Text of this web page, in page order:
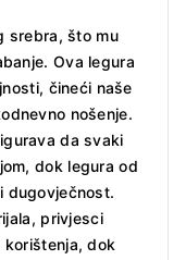
srebra, što mu
Ova legura
čineći naše
nošenje.
da svaki
dok legura od
dugovječnost.
privjesci
korištenja, dok